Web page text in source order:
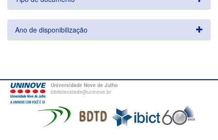
Ano de disponibilização
Universidade Nove de Julho
bibliotecatede@uninove.br